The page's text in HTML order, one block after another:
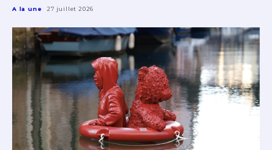
A la une 27 juillet 2026